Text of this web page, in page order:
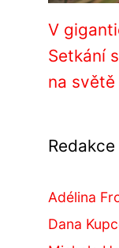
V
Setkání
na světě
Redakce
Adélina
Dana